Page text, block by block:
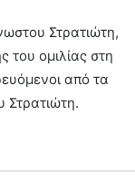
Στρατιώτη,
του ομιλίας στη
από τα
Στρατιώτη.